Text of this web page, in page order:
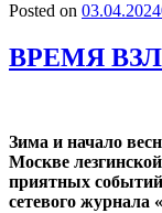
Posted on 03.04.2024
ВРЕМЯ
Зима и начало
Москве
приятных
сетевого журнала